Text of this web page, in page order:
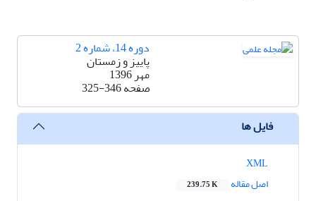
دوره 14، شماره 2
پاییز و زمستان
مهر 1396
صفحه325-346
فایل ها
اصل مقاله
239.75 K